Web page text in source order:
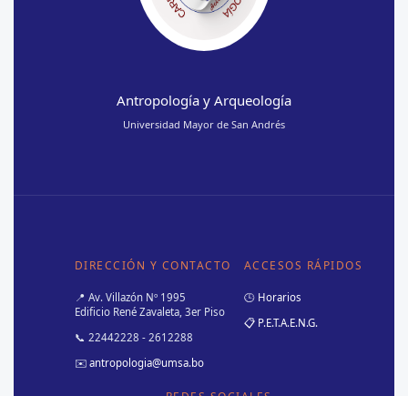
Antropología y Arqueología
Universidad Mayor de San Andrés
DIRECCIÓN Y CONTACTO
📍 Av. Villazón Nº 1995
Edificio René Zavaleta, 3er Piso
📞 22442228 - 2612288
✉️ antropologia@umsa.bo
ACCESOS RÁPIDOS
🕒 Horarios
📋 P.E.T.A.E.N.G.